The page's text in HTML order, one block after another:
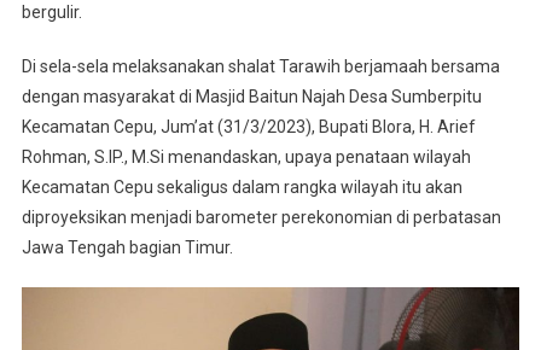
bergulir.
Di sela-sela melaksanakan shalat Tarawih berjamaah bersama
dengan masyarakat di Masjid Baitun Najah Desa Sumberpitu
Kecamatan Cepu, Jum’at (31/3/2023), Bupati Blora, H. Arief
Rohman, S.IP., M.Si menandaskan, upaya penataan wilayah
Kecamatan Cepu sekaligus dalam rangka wilayah itu akan
diproyeksikan menjadi barometer perekonomian di perbatasan
Jawa Tengah bagian Timur.